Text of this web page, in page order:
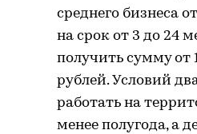
среднего бизнеса
на срок от 3 до 24
получить сумму от
рублей. Условий
работать на
менее полугода, а